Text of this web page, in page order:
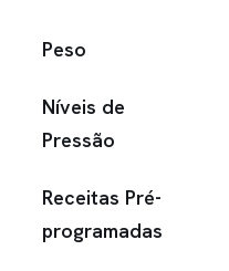
Peso
Níveis de
Pressão
Receitas Pré-
programadas